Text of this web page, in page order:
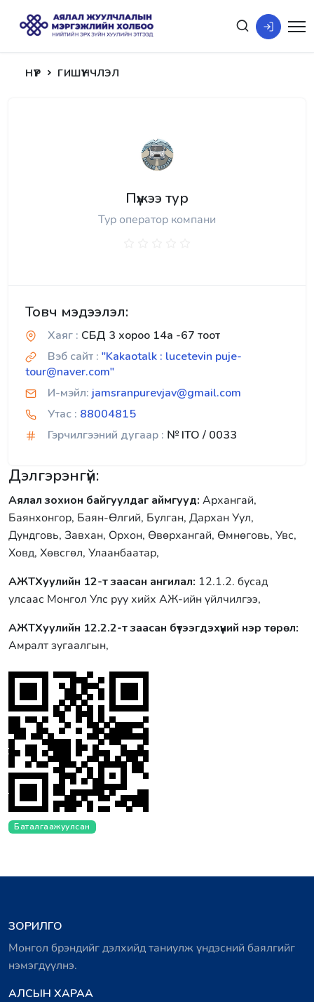
НҮҮР ГИШҮҮНЧЛЭЛ
Пүүжээ тур
Тур оператор компани
Товч мэдээлэл:
Хаяг : СБД 3 хороо 14а -67 тоот
Вэб сайт : "Kakaotalk : lucetevin puje-
tour@naver.com"
И-мэйл: jamsranpurevjav@gmail.com
Утас : 88004815
Гэрчилгээний дугаар : № ITO / 0033
Дэлгэрэнгүй:
Аялал зохион байгуулдаг аймгууд: Архангай,
Баянхонгор, Баян-Өлгий, Булган, Дархан Уул,
Дундговь, Завхан, Орхон, Өвөрхангай, Өмнөговь, Увс,
Ховд, Хөвсгөл, Улаанбаатар,
АЖТХуулийн 12-т заасан ангилал: 12.1.2. бусад
улсаас Монгол Улс руу хийх АЖ-ийн үйлчилгээ,
АЖТХуулийн 12.2.2-т заасан бүтээгдэхүүний нэр төрөл:
Амралт зугаалгын,
Баталгаажуулсан
ЗОРИЛГО
Монгол брэндийг дэлхийд таниулж үндэсний баялгийг
нэмэгдүүлнэ.
АЛСЫН ХАРАА